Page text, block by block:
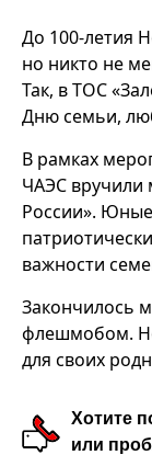
До 100-летия
но никто не
Так, в ТОС
Дню семьи,
В рамках
ЧАЭС вручили
России».
важности
Закончилось
флешмобом.
для своих
Хотите
или